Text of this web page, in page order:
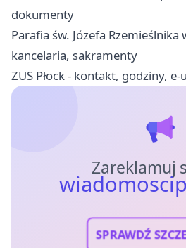
dokumenty
Parafia św. Józefa Rzemieślnika
kancelaria, sakramenty
ZUS Płock - kontakt, godziny,
Zareklamuj
SPRAWDŹ